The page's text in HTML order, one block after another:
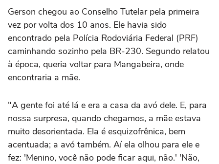
Gerson chegou ao Conselho Tutelar pela primeira
vez por volta dos 10 anos. Ele havia sido
encontrado pela Polícia Rodoviária Federal (PRF)
caminhando sozinho pela BR-230. Segundo relatou
à época, queria voltar para Mangabeira, onde
encontraria a mãe.
"A gente foi até lá e era a casa da avó dele. E, para
nossa surpresa, quando chegamos, a mãe estava
muito desorientada. Ela é esquizofrênica, bem
acentuada; a avó também. Aí ela olhou para ele e
fez: 'Menino, você não pode ficar aqui, não.' 'Não,